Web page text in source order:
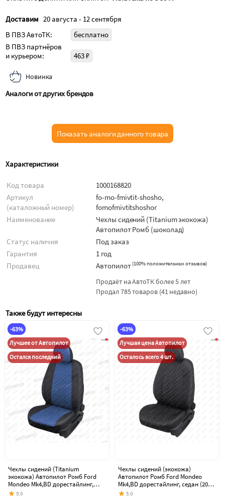
Доставим 20 августа - 12 сентября
В ПВЗ АвтоТК:
бесплатно
В ПВЗ партнёров
и курьером:
463 ₽
Новинка
Аналоги от других брендов
Показать аналоги данного товара
Характеристики
Код товара
1000168820
Артикул
(каталожный номер)
fo-mo-fmivtit-shosho,
fomofmivtitshoshor
Наименование
Чехлы сидений (Titanium экокожа)
Автопилот Ромб (шоколад)
Статус наличия
Под заказ
Гарантия
1 год
Продавец
Автопилот (100% положительных отзывов)
Продаёт на АвтоТК более 5 лет
Продал 785 товаров (41 недавно)
Также будут интересны
-63%
Лучшее от Автопилот
Остался последний
Чехлы сидений (Titanium
экокожа) Автопилот Ромб Ford
Mondeo Mk4,BD дорестайлинг,
седан (2007-2010)
5.0
-63%
Лучшая цена Автопилот
Осталось всего 4 шт.
Чехлы сидений (экокожа)
Автопилот Ромб Ford Mondeo
Mk4,BD дорестайлинг, седан (2007-
2010)
5.0